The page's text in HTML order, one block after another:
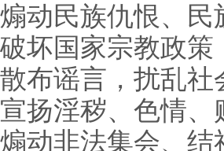
煽动民族仇恨、
破坏国家宗教政
散布谣言，扰乱
宣扬淫秽、色情
煽动非法集会、